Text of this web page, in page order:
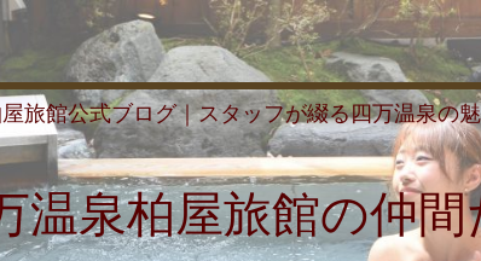
旅館公式ブログ｜スタッフが綴る四万温泉の
温泉柏屋旅館の仲間